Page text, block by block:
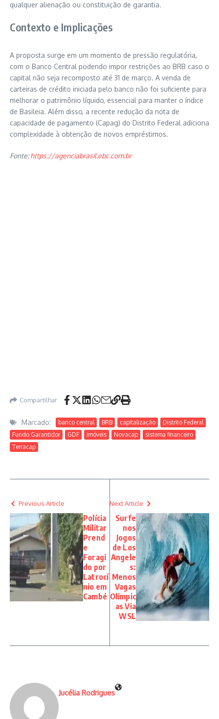
qualquer alienação ou constituição de garantia.
Contexto e Implicações
A proposta surge em um momento de pressão regulatória,
com o Banco Central podendo impor restrições ao BRB caso o
capital não seja recomposto até 31 de março. A venda de
carteiras de crédito iniciada pelo banco não foi suficiente para
melhorar o patrimônio líquido, essencial para manter o índice
de Basileia. Além disso, a recente redução da nota de
capacidade de pagamento (Capag) do Distrito Federal adiciona
complexidade à obtenção de novos empréstimos.
Fonte:https://agenciabrasil.ebc.com.br
Compartilhar
Marcado: banco central BRB capitalização
Distrito Federal
Fundo Garantidor
GDF imóveis Novacap
sistema financeiro
Terracap
Previous Article
Polícia
Militar
Prend
e
Foragi
do por
Latrocí
nio em
Cambé
Next Article
Surfe
nos
Jogos
de Los
Angele
s:
Menos
Vagas
Olímpic
as Via
WSL
Jucélia Rodrigues